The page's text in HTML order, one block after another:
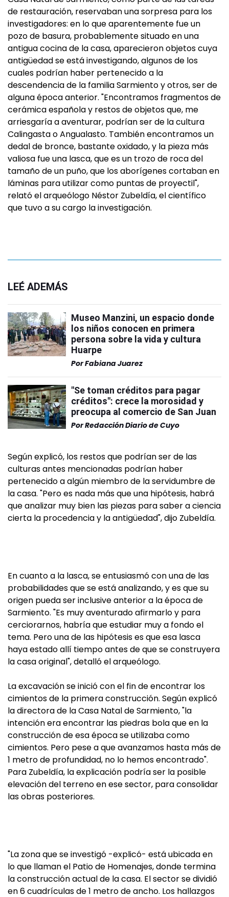
de restauración, reservaban una sorpresa para los
investigadores: en lo que aparentemente fue un
pozo de basura, probablemente situado en una
antigua cocina de la casa, aparecieron objetos cuya
antigüedad se está investigando, algunos de los
cuales podrían haber pertenecido a la
descendencia de la familia Sarmiento y otros, ser de
alguna época anterior. "Encontramos fragmentos de
cerámica española y restos de objetos que, me
arriesgaría a aventurar, podrían ser de la cultura
Calingasta o Angualasto. También encontramos un
dedal de bronce, bastante oxidado, y la pieza más
valiosa fue una lasca, que es un trozo de roca del
tamaño de un puño, que los aborígenes cortaban en
láminas para utilizar como puntas de proyectil",
relató el arqueólogo Néstor Zubeldía, el científico
que tuvo a su cargo la investigación.
LEÉ ADEMÁS
Museo Manzini, un espacio donde
los niños conocen en primera
persona sobre la vida y cultura
Huarpe
PorFabiana Juarez
"Se toman créditos para pagar
créditos": crece la morosidad y
preocupa al comercio de San Juan
PorRedacción Diario de Cuyo
Según explicó, los restos que podrían ser de las
culturas antes mencionadas podrían haber
pertenecido a algún miembro de la servidumbre de
la casa. "Pero es nada más que una hipótesis, habrá
que analizar muy bien las piezas para saber a ciencia
cierta la procedencia y la antigüedad", dijo Zubeldía.
En cuanto a la lasca, se entusiasmó con una de las
probabilidades que se está analizando, y es que su
origen pueda ser inclusive anterior a la época de
Sarmiento. "Es muy aventurado afirmarlo y para
cerciorarnos, habría que estudiar muy a fondo el
tema. Pero una de las hipótesis es que esa lasca
haya estado allí tiempo antes de que se construyera
la casa original", detalló el arqueólogo.
La excavación se inició con el fin de encontrar los
cimientos de la primera construcción. Según explicó
la directora de la Casa Natal de Sarmiento, "la
intención era encontrar las piedras bola que en la
construcción de esa época se utilizaba como
cimientos. Pero pese a que avanzamos hasta más de
1 metro de profundidad, no lo hemos encontrado".
Para Zubeldía, la explicación podría ser la posible
elevación del terreno en ese sector, para consolidar
las obras posteriores.
"La zona que se investigó -explicó- está ubicada en
lo que llaman el Patio de Homenajes, donde termina
la construcción actual de la casa. El sector se dividió
en 6 cuadrículas de 1 metro de ancho. Los hallazgos